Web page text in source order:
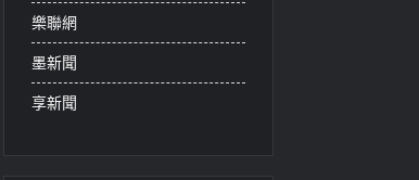
樂聯網
墨新聞
享新聞